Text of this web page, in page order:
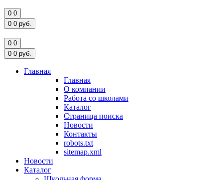
0 0
0 0 руб.
0 0
0 0 руб.
Главная
Главная
О компании
Работа со школами
Каталог
Страница поиска
Новости
Контакты
robots.txt
sitemap.xml
Новости
Каталог